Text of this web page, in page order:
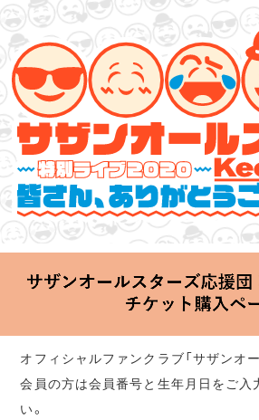
サザンオールスターズ 特別ライブ 2020
「Keep Smilin’～皆さん、ありがとうござ
2020.06.25 Thu 20:00 Start at 横浜アリ
オフィシャルファンクラブ「サザンオ
会員の方は会員番号と生年月日をご入
い。